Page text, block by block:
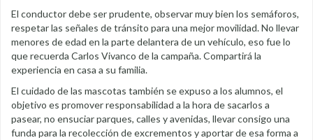
El conductor debe ser prudente, observar muy bien los semáforos,
respetar las señales de tránsito para una mejor movilidad. No llevar
menores de edad en la parte delantera de un vehículo, eso fue lo
que recuerda Carlos Vivanco de la campaña. Compartirá la
experiencia en casa a su familia.
El cuidado de las mascotas también se expuso a los alumnos, el
objetivo es promover responsabilidad a la hora de sacarlos a
pasear, no ensuciar parques, calles y avenidas, llevar consigo una
funda para la recolección de excrementos y aportar de esa forma a